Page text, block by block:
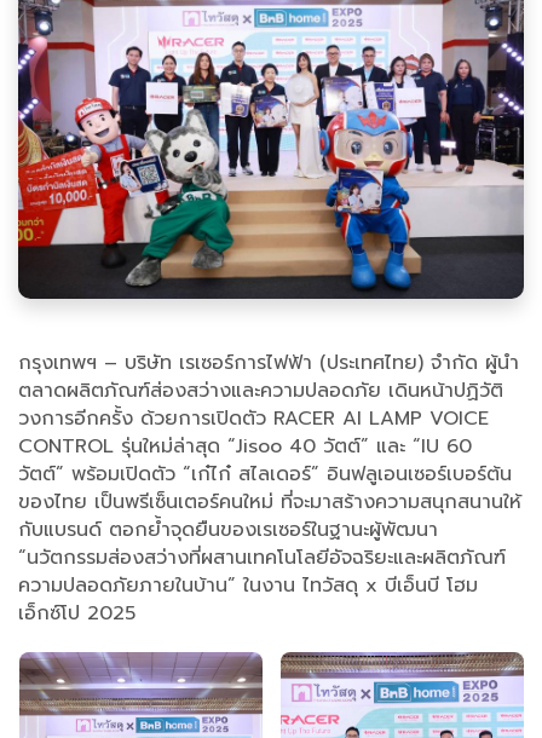
กรุงเทพฯ – บริษัท เรเซอร์การไฟฟ้า (ประเทศไทย) จำกัด ผู้นำ
ตลาดผลิตภัณฑ์ส่องสว่างและความปลอดภัย เดินหน้าปฏิวัติ
วงการอีกครั้ง ด้วยการเปิดตัว RACER AI LAMP VOICE
CONTROL รุ่นใหม่ล่าสุด “Jisoo 40 วัตต์” และ “IU 60
วัตต์” พร้อมเปิดตัว “เก๋ไก๋ สไลเดอร์” อินฟลูเอนเซอร์เบอร์ต้น
ของไทย เป็นพรีเซ็นเตอร์คนใหม่ ที่จะมาสร้างความสนุกสนานให้
กับแบรนด์ ตอกย้ำจุดยืนของเรเซอร์ในฐานะผู้พัฒนา
“นวัตกรรมส่องสว่างที่ผสานเทคโนโลยีอัจฉริยะและผลิตภัณฑ์
ความปลอดภัยภายในบ้าน” ในงาน ไทวัสดุ x บีเอ็นบี โฮม
เอ็กซ์โป 2025